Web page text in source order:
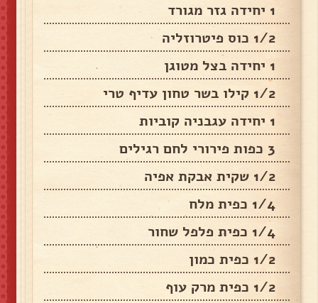
1 יחידה גזר מגורד
1/2 כוס פיטרוזליה
1 יחידה בצל מטוגן
1/2 קילו בשר טחון עדיף טרי
1 יחידה עגבניה קוביות
3 כפות פירורי לחם רגילים
1/2 שקית אבקת אפיה
1/4 כפית מלח
1/4 כפית פלפל שחור
1/2 כפית כמון
1/2 כפית מרק עוף